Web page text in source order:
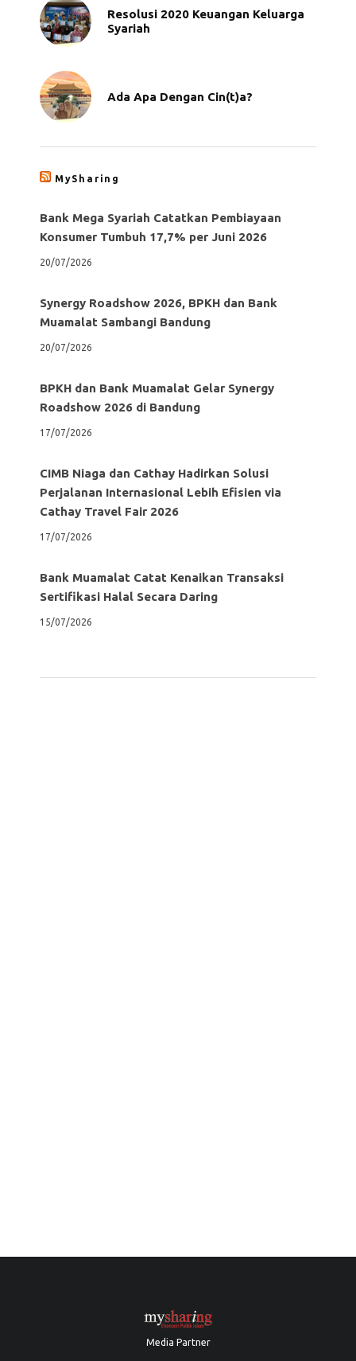
Resolusi 2020 Keuangan Keluarga
Syariah
Ada Apa Dengan Cin(t)a?
MySharing
Bank Mega Syariah Catatkan Pembiayaan
Konsumer Tumbuh 17,7% per Juni 2026
20/07/2026
Synergy Roadshow 2026, BPKH dan Bank
Muamalat Sambangi Bandung
20/07/2026
BPKH dan Bank Muamalat Gelar Synergy
Roadshow 2026 di Bandung
17/07/2026
CIMB Niaga dan Cathay Hadirkan Solusi
Perjalanan Internasional Lebih Efisien via
Cathay Travel Fair 2026
17/07/2026
Bank Muamalat Catat Kenaikan Transaksi
Sertifikasi Halal Secara Daring
15/07/2026
Media Partner